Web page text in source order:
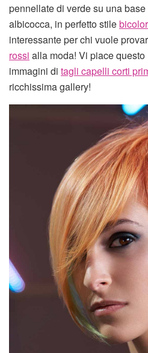
pennellate di verde su una
albicocca, in perfetto stile
interessante per chi vuole
rossi alla moda! Vi piace
immagini di tagli capelli corti
ricchissima gallery!